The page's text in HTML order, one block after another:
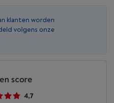
klanten worden
volgens onze
score
4,7